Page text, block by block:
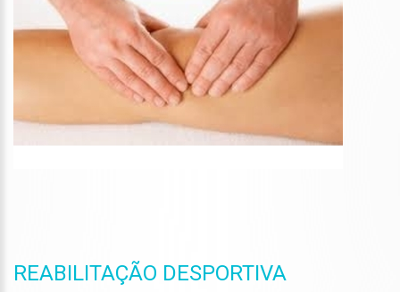
REABILITAÇÃO DESPORTIVA